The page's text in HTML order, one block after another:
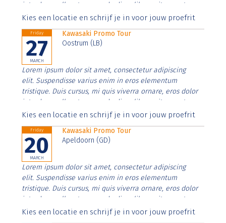
interdum nulla, ut commodo diam libero vitae erat.
Aenean faucibus nibh et justo cursus id rutrum lorem
Kies een locatie en schrijf je in voor jouw proefrit
Friday
27
MARCH
Kawasaki Promo Tour
Oostrum (LB)
Lorem ipsum dolor sit amet, consectetur adipiscing
elit. Suspendisse varius enim in eros elementum
tristique. Duis cursus, mi quis viverra ornare, eros dolor
interdum nulla, ut commodo diam libero vitae erat.
Aenean faucibus nibh et justo cursus id rutrum lorem
Kies een locatie en schrijf je in voor jouw proefrit
Friday
20
MARCH
Kawasaki Promo Tour
Apeldoorn (GD)
Lorem ipsum dolor sit amet, consectetur adipiscing
elit. Suspendisse varius enim in eros elementum
tristique. Duis cursus, mi quis viverra ornare, eros dolor
interdum nulla, ut commodo diam libero vitae erat.
Aenean faucibus nibh et justo cursus id rutrum lorem
Kies een locatie en schrijf je in voor jouw proefrit